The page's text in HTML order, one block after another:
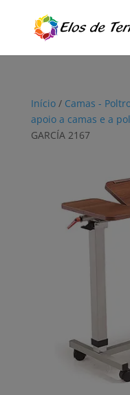
Início/ Camas -
apoio a camas e a
GARCÍA 2167